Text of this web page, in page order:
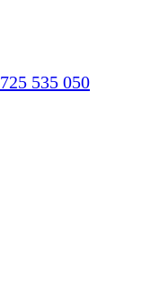
535 050